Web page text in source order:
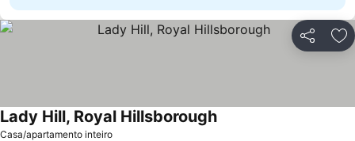
Partilhar
Casa/apartamento inteiro
Lady Hill, Royal Hillsborough